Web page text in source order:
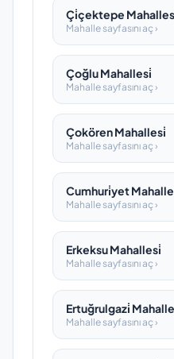
Çi̇çektepe
Mahalle sayfasını aç ›
Çoğlu Mahallesi̇
Mahalle sayfasını aç ›
Çokören Mahallesi̇
Mahalle sayfasını aç ›
Cumhuri̇yet
Mahalle sayfasını aç ›
Erkeksu Mahallesi̇
Mahalle sayfasını aç ›
Ertuğrulgazi̇
Mahalle sayfasını aç ›